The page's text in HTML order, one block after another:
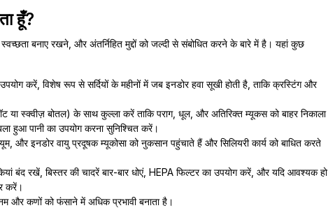
हूँ?
बनाए रखने, और अंतर्निहित मुद्दों को जल्दी से संबोधित करने के बारे में है। यहां कुछ
करें, विशेष रूप से सर्दियों के महीनों में जब इनडोर हवा सूखी होती है, ताकि क्रस्टिंग और
या स्क्वीज़ बोतल) के साथ कुल्ला करें ताकि पराग, धूल, और अतिरिक्त म्यूकस को बाहर निकाला
हुआ पानी का उपयोग करना सुनिश्चित करें।
और इनडोर वायु प्रदूषक म्यूकोसा को नुकसान पहुंचाते हैं और सिलियरी कार्य को बाधित करते
बंद रखें, बिस्तर की चादरें बार-बार धोएं, HEPA फिल्टर का उपयोग करें, और यदि आवश्यक हो
करें।
नम और कणों को फंसाने में अधिक प्रभावी बनाता है।